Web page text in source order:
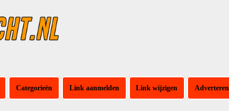
Categorieën Link aanmelden Link wijzigen Adverteren